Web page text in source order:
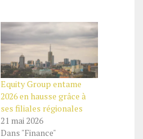
Equity Group entame
2026 en hausse grâce à
ses filiales régionales
21 mai 2026
Dans "Finance"